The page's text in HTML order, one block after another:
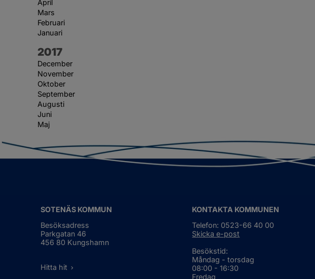
April
Mars
Februari
Januari
År:
2017
December
November
Oktober
September
Augusti
Juni
Maj
SOTENÄS KOMMUN
Besöksadress
Parkgatan 46
456 80 Kungshamn
Hitta hit
KONTAKTA KOMMUNEN
Telefon: 0523-66 40 00
Skicka e-post
Besökstid:
Måndag - torsdag
08:00 - 16:30
Fredag